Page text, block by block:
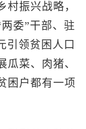
村振兴战略，
委”干部、驻
引领贫困人口
瓜菜、肉猪、
困户都有一项